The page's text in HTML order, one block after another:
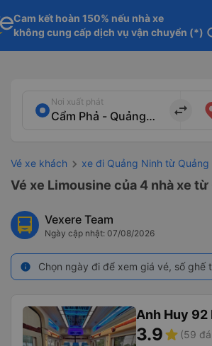
Cam kết hoàn 150% nếu nhà xe
không cung cấp dịch vụ vận chuyển (*)
Nơi xuất phát
import_export
Vé xe khách xe đi Quảng Ninh từ Quảng
Vé xe Limousine của 4 nhà xe
Vexere Team
Ngày cập nhật: 07/08/2026
info Chọn ngày đi để xem giá vé, số
Anh Huy 92
3.9star (59